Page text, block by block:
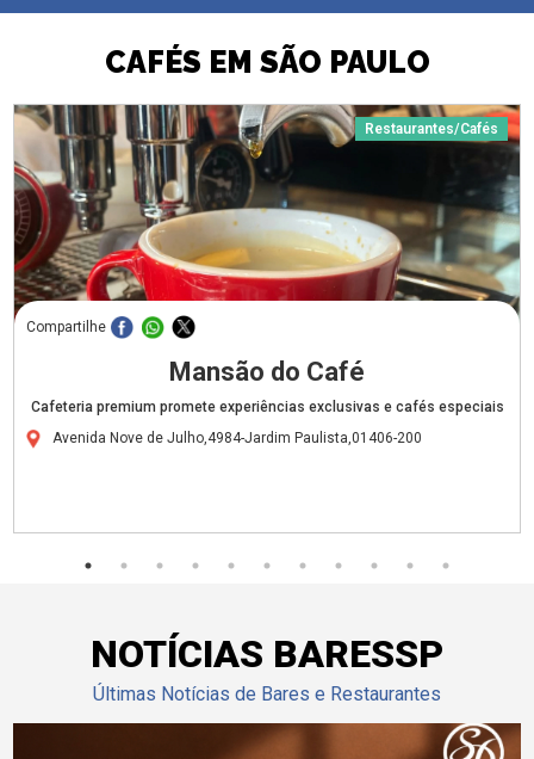
CAFÉS EM SÃO PAULO
Restaurantes/Cafés
Compartilhe
Mansão do Café
Cafeteria premium promete experiências exclusivas e cafés especiais
Avenida Nove de Julho,4984-Jardim Paulista,01406-200
NOTÍCIAS BARESSP
Últimas Notícias de Bares e Restaurantes